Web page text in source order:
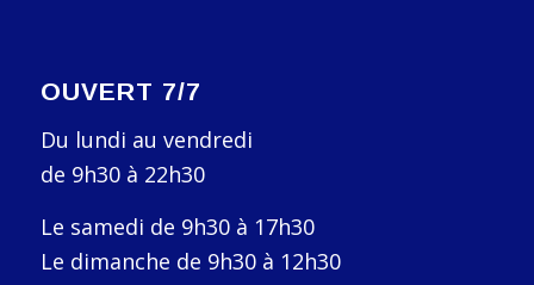
OUVERT 7/7
Du lundi au vendredi
de 9h30 à 22h30
Le samedi de 9h30 à 17h30
Le dimanche de 9h30 à 12h30